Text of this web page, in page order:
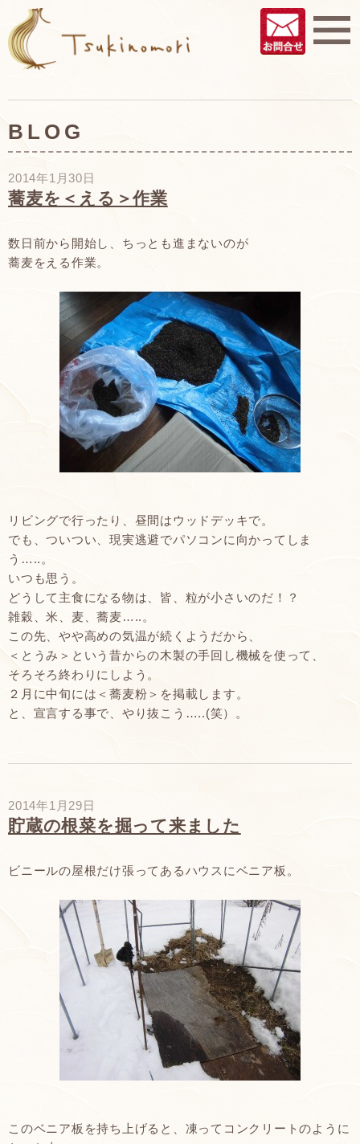
BLOG
2014年1月30日
蕎麦を＜える＞作業
数日前から開始し、ちっとも進まないのが
蕎麦をえる作業。
リビングで行ったり、昼間はウッドデッキで。
でも、ついつい、現実逃避でパソコンに向かってしま
う…..。
いつも思う。
どうして主食になる物は、皆、粒が小さいのだ！？
雑穀、米、麦、蕎麦…..。
この先、やや高めの気温が続くようだから、
＜とうみ＞という昔からの木製の手回し機械を使って、
そろそろ終わりにしよう。
２月に中旬には＜蕎麦粉＞を掲載します。
と、宣言する事で、やり抜こう…..(笑）。
2014年1月29日
貯蔵の根菜を掘って来ました
ビニールの屋根だけ張ってあるハウスにベニア板。
このベニア板を持ち上げると、凍ってコンクリートのように